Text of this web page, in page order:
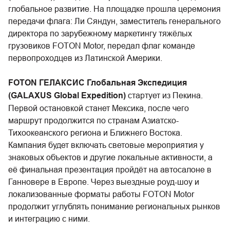
глобальное развитие. На площадке прошла церемония
передачи флага: Ли Сяндун, заместитель генерального
директора по зарубежному маркетингу тяжёлых
грузовиков FOTON Motor, передал флаг команде
первопроходцев из Латинской Америки.
FOTON ГЕЛАКСИС Глобальная Экспедиция
(GALAXUS Global Expedition) стартует из Пекина.
Первой остановкой станет Мексика, после чего
маршрут продолжится по странам Азиатско-
Тихоокеанского региона и Ближнего Востока.
Кампания будет включать световые мероприятия у
знаковых объектов и другие локальные активности, а
её финальная презентация пройдёт на автосалоне в
Ганновере в Европе. Через выездные роуд-шоу и
локализованные форматы работы FOTON Motor
продолжит углублять понимание региональных рынков
и интеграцию с ними.